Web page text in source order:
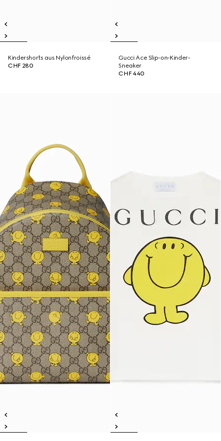
Kindershorts aus Nylonfroissé
CHF 280
Gucci Ace Slip-on-Kinder-
Sneaker
CHF 440